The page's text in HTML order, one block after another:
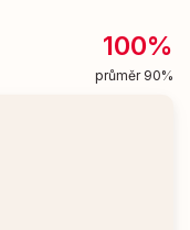
100%
průměr 90%